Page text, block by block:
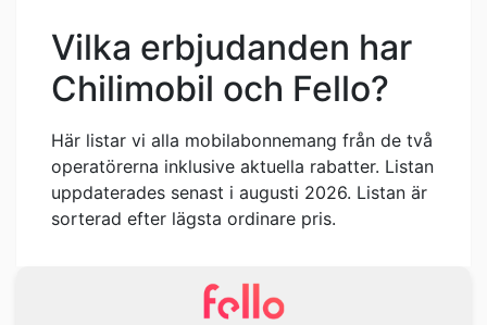
Vilka erbjudanden har
Chilimobil och Fello?
Här listar vi alla mobilabonnemang från de två
operatörerna inklusive aktuella rabatter. Listan
uppdaterades senast i augusti 2026. Listan är
sorterad efter lägsta ordinare pris.